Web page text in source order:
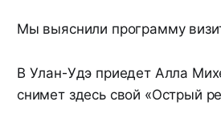
Мы выяснили программу
В Улан-Удэ приедет Алла
снимет здесь свой «Острый